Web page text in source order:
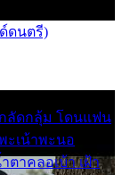
ดนตรี)
ลัดกลุ้ม โดนแฟน
ะเน้าพะนอ
ตาคลอเบ้า เฝ้า